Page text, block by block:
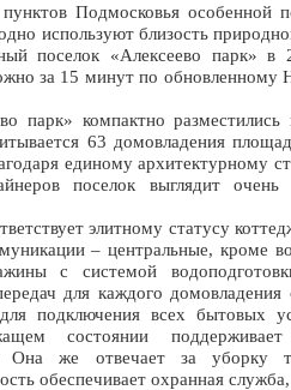
Подмосковья особенной
используют близость
поселок «Алексеево парк»
за 15 минут по обновленному
компактно разместились
63 домовладения
единому архитектурному
поселок выглядит
элитному статусу
– центральные, кроме
с системой
для каждого домовладения
подключения всех бытовых
состоянии поддерживает
Она же отвечает за уборку
обеспечивает охранная